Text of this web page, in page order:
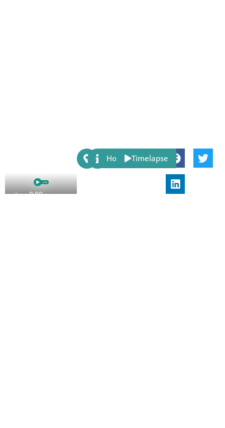
Share:
Host Timelapse